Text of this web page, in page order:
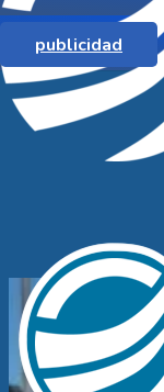
publicidad